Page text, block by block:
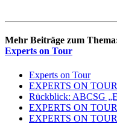
Mehr Beiträge zum
Experts on Tour
Experts on Tour
EXPERTS ON
Rückblick: ABCSG
EXPERTS ON
EXPERTS ON